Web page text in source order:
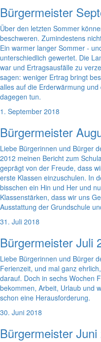
Bürgermeister
Über den letzten Sommer
beschweren. Zumindestens
Ein warmer langer Sommer -
unterschiedlich gewertet. Die
war und Ertragsausfälle zu
sagen: weniger Ertrag bringt
alles auf die Erderwärmung
dagegen tun.
1. September 2018
Bürgermeister
Liebe Bürgerinnen und Bürger
2012 meinen Bericht zum
geprägt von der Freude, dass
erste Klassen einzuschulen. In
bisschen ein Hin und Her und
Klassenstärken, dass wir uns
Ausstattung der Grundschule
31. Juli 2018
Bürgermeister Juli
Liebe Bürgerinnen und Bürger
Ferienzeit, und mal ganz
darauf. Doch in sechs Wochen
bekommen, Arbeit, Urlaub und
schon eine Herausforderung.
30. Juni 2018
Bürgermeister Juni